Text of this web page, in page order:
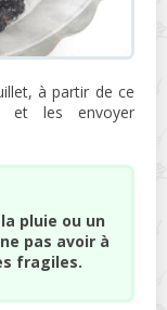
à partir de ce
et les envoyer
pluie ou un
pas avoir à
fragiles.